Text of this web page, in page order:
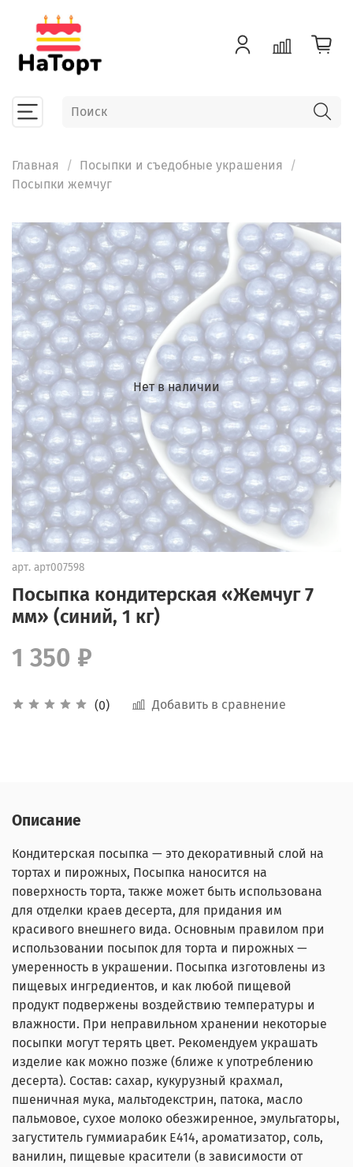
Главная
Посыпки и съедобные украшения
Посыпки жемчуг
Нет в наличии
арт. арт007598
Посыпка кондитерская «Жемчуг 7
мм» (синий, 1 кг)
(0) Добавить в сравнение
1 350 ₽
Описание
Кондитерская посыпка — это декоративный слой на
тортах и пирожных, Посыпка наносится на
поверхность торта, также может быть использована
для отделки краев десерта, для придания им
красивого внешнего вида. Основным правилом при
использовании посыпок для торта и пирожных —
умеренность в украшении. Посыпка изготовлены из
пищевых ингредиентов, и как любой пищевой
продукт подвержены воздействию температуры и
влажности. При неправильном хранении некоторые
посыпки могут терять цвет. Рекомендуем украшать
изделие как можно позже (ближе к употреблению
десерта). Состав: сахар, кукурузный крахмал,
пшеничная мука, мальтодекстрин, патока, масло
пальмовое, сухое молоко обезжиренное, эмульгаторы,
загуститель гуммиарабик Е414, ароматизатор, соль,
ванилин, пищевые красители (в зависимости от